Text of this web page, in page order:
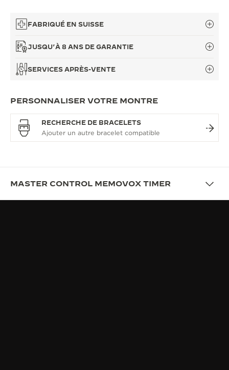
FABRIQUÉ EN SUISSE
JUSQU’À 8 ANS DE GARANTIE
SERVICES APRÈS-VENTE
PERSONNALISER VOTRE MONTRE
RECHERCHE DE BRACELETS
MASTER CONTROL MEMOVOX TIMER